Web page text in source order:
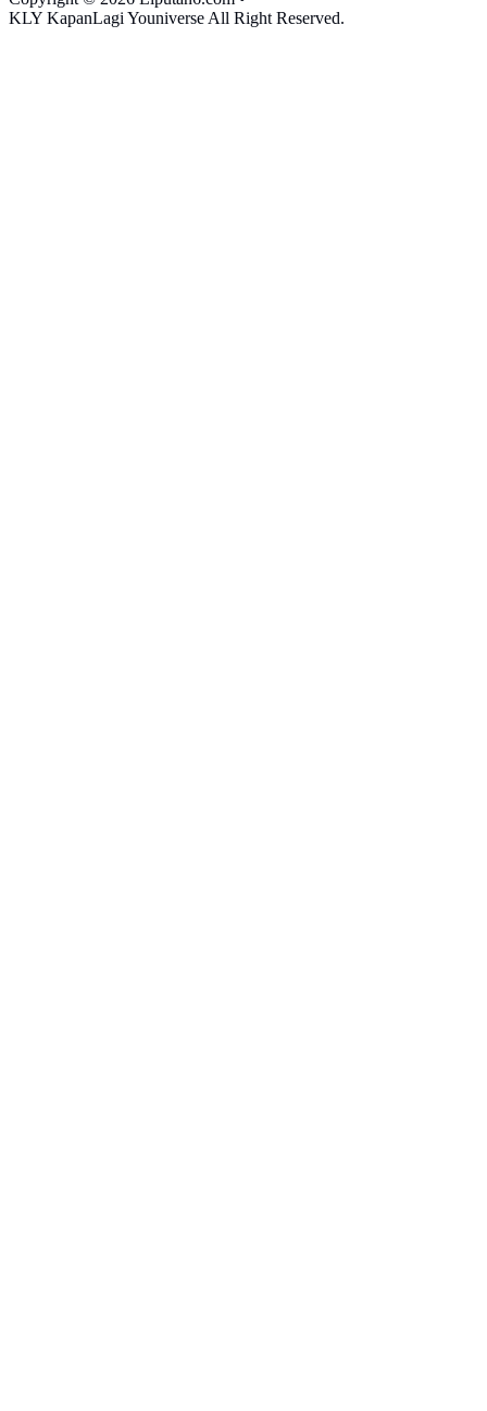
KLY KapanLagi Youniverse All Right Reserved.